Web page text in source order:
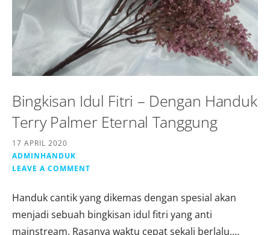
Bingkisan Idul Fitri – Dengan Handuk
Terry Palmer Eternal Tanggung
17 APRIL 2020
ADMINHANDUK
LEAVE A COMMENT
Handuk cantik yang dikemas dengan spesial akan
menjadi sebuah bingkisan idul fitri yang anti
mainstream. Rasanya waktu cepat sekali berlalu,…